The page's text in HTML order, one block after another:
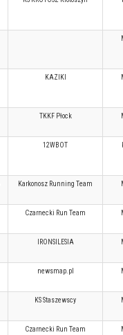
KAZIKI
TKKF Płock
12WBOT
Karkonosz Running Team
Czarnecki Run Team
IRONSILESIA
newsmap.pl
KS Staszewscy
Czarnecki Run Team